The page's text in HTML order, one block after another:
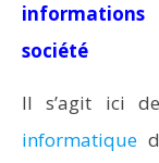
société
Il s’agit ici
informatique